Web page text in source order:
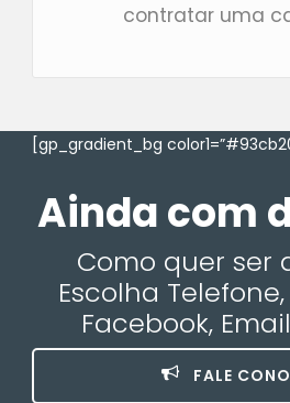
contratar uma
[gp_gradient_bg
Ainda com
Como quer ser
Escolha
Facebook,
FALE